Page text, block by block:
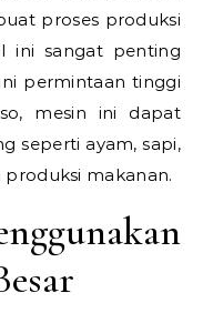
proses produksi
ini sangat penting
permintaan tinggi
mesin ini dapat
seperti ayam, sapi,
makanan.